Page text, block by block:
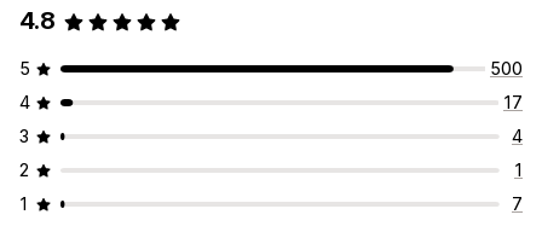
4.8
5
500
4
17
3
4
2
1
1
7